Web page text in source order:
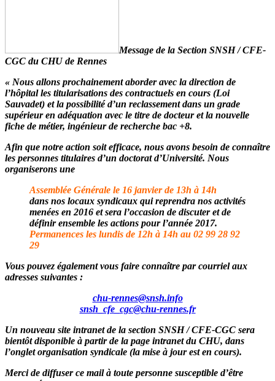
Message de la Section SNSH / CFE-
CGC du CHU de Rennes
« Nous allons prochainement aborder avec la direction de
l’hôpital les titularisations des contractuels en cours (Loi
Sauvadet) et la possibilité d’un reclassement dans un grade
supérieur en adéquation avec le titre de docteur et la nouvelle
fiche de métier, ingénieur de recherche bac +8.
Afin que notre action soit efficace, nous avons besoin de connaître
les personnes titulaires d’un doctorat d’Université. Nous
organiserons une
Assemblée Générale le 16 janvier de 13h à 14h
dans nos locaux syndicaux qui reprendra nos activités
menées en 2016 et sera l’occasion de discuter et de
définir ensemble les actions pour l’année 2017.
Permanences les lundis de 12h à 14h au 02 99 28 92
29
Vous pouvez également vous faire connaître par courriel aux
adresses suivantes :
chu-rennes@snsh.info
snsh_cfe_cgc@chu-rennes.fr
Un nouveau site intranet de la section SNSH / CFE-CGC sera
bientôt disponible à partir de la page intranet du CHU, dans
l’onglet organisation syndicale (la mise à jour est en cours).
Merci de diffuser ce mail à toute personne susceptible d’être